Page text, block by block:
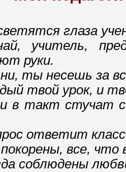
глаза
учитель,
руки.
ты несешь за
твой урок, и
в такт стучат
ответит
все, что
соблюдены